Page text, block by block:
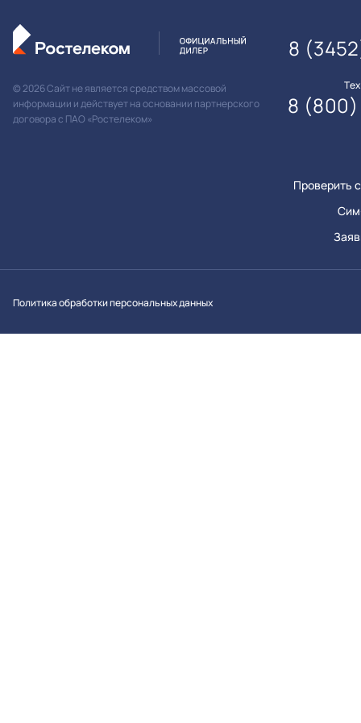
© 2026 Сайт не является средством массовой
информации и действует на основании партнерского
договора с ПАО «Ростелеком»
Проверить
8
8
Политика обработки персональных данных